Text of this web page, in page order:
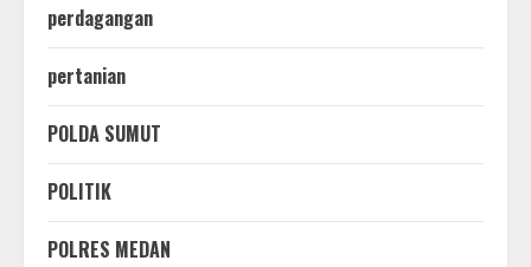
perdagangan
pertanian
POLDA SUMUT
POLITIK
POLRES MEDAN